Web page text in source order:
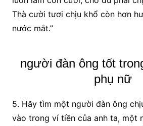
Thà cười tươi chịu khổ còn hơn
nước mắt.”
người đàn ông tốt
phụ nữ
5. Hãy tìm một người đàn ông
vào trong ví tiền của anh ta, một